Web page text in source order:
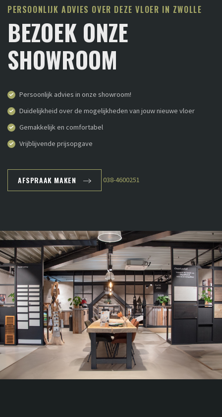
PERSOONLIJK ADVIES OVER DEZE VLOER IN ZWOLLE
BEZOEK ONZE
SHOWROOM
Persoonlijk advies in onze showroom!
Duidelijkheid over de mogelijkheden van jouw nieuwe vloer
Gemakkelijk en comfortabel
Vrijblijvende prijsopgave
AFSPRAAK MAKEN 038-4600251